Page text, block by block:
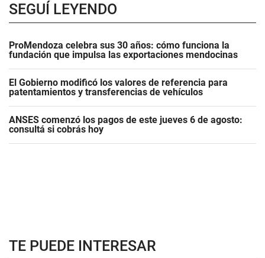
SEGUÍ LEYENDO
ProMendoza celebra sus 30 años: cómo funciona la
fundación que impulsa las exportaciones mendocinas
El Gobierno modificó los valores de referencia para
patentamientos y transferencias de vehículos
ANSES comenzó los pagos de este jueves 6 de agosto:
consultá si cobrás hoy
TE PUEDE INTERESAR